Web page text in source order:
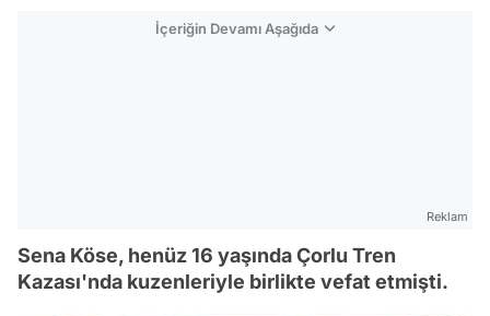
İçeriğin Devamı Aşağıda
Reklam
Sena Köse, henüz 16 yaşında Çorlu Tren
Kazası'nda kuzenleriyle birlikte vefat etmişti.